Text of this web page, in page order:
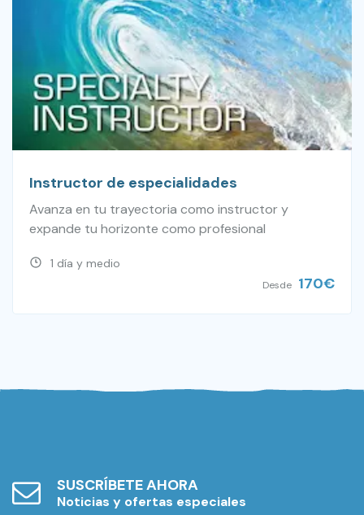
Instructor de especialidades
Avanza en tu trayectoria como instructor y
expande tu horizonte como profesional
1 día y medio
Desde 170€
SUSCRÍBETE AHORA
Noticias y ofertas especiales